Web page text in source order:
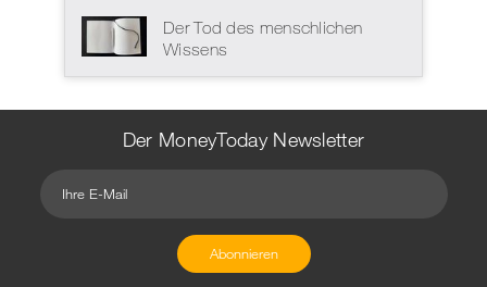
Der Tod des menschlichen
Wissens
Der MoneyToday Newsletter